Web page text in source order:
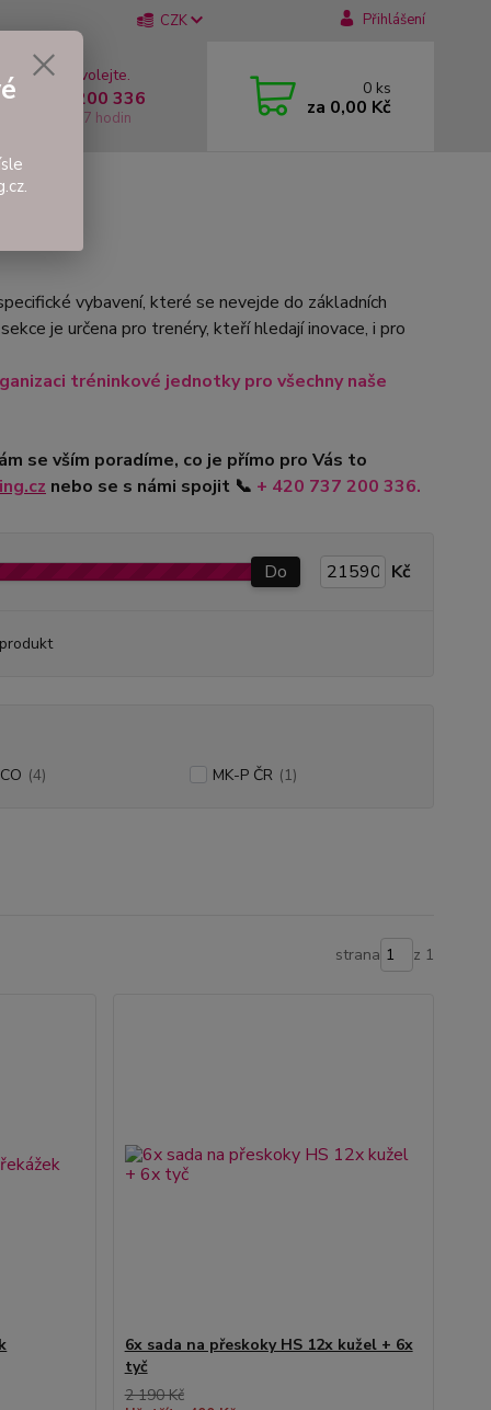
CZK Přihlášení
si rady? Zavolejte.
737 200 336
Pátek: 8 - 17 hodin
0 ks
za 0,00 Kč
vybavení, které se nevejde do základních
je určena pro trenéry, kteří hledají inovace, i pro
tréninkové jednotky pro všechny naše
se vším poradíme, co je přímo pro Vás to
nebo se s námi spojit 📞 + 420 737 200 336.
Do Kč
(4) MK-P ČR (1)
strana z 1
6x sada na přeskoky HS 12x kužel + 6x
tyč
2 190 Kč